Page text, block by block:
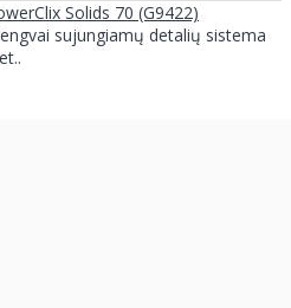
Solids 70 (G9422)
sujungiamų detalių sistema